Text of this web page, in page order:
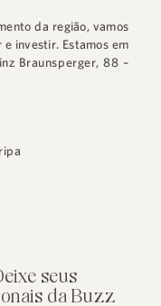
da região, vamos
investir. Estamos em
Braunsperger, 88 –
seus
da Buzz